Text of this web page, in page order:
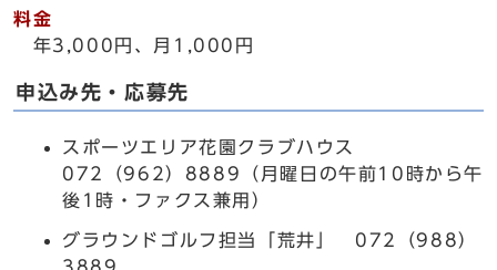
料金
年3,000円、月1,000円
申込み先・応募先
スポーツエリア花園クラブハウス
072（962）8889（月曜日の午前10時から午
後1時・ファクス兼用）
グラウンドゴルフ担当「荒井」 072（988）